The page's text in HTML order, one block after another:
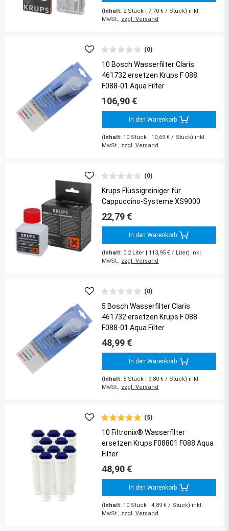
(Inhalt: 2 Stück | 7,70 € / Stück) inkl.
MwSt., zzgl. Versand
(0)
10 Bosch Wasserfilter Claris
461732 ersetzen Krups F 088
F088-01 Aqua Filter
106,90 €
In den Warenkorb
(Inhalt: 10 Stück | 10,69 € / Stück) inkl.
MwSt., zzgl. Versand
(0)
Krups Flüssigreiniger für
Cappuccino-Systeme XS9000
22,79 €
In den Warenkorb
(Inhalt: 0.2 Liter | 113,95 € / Liter) inkl.
MwSt., zzgl. Versand
(0)
5 Bosch Wasserfilter Claris
461732 ersetzen Krups F 088
F088-01 Aqua Filter
48,99 €
In den Warenkorb
(Inhalt: 5 Stück | 9,80 € / Stück) inkl.
MwSt., zzgl. Versand
(5)
10 Filtronix® Wasserfilter
ersetzen Krups F08801 F088 Aqua
Filter
48,90 €
In den Warenkorb
(Inhalt: 10 Stück | 4,89 € / Stück) inkl.
MwSt., zzgl. Versand